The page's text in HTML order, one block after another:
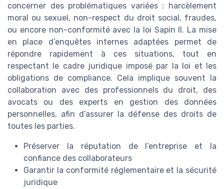
concerner des problématiques variées : harcèlement
moral ou sexuel, non-respect du droit social, fraudes,
ou encore non-conformité avec la loi Sapin II. La mise
en place d’enquêtes internes adaptées permet de
répondre rapidement à ces situations, tout en
respectant le cadre juridique imposé par la loi et les
obligations de compliance. Cela implique souvent la
collaboration avec des professionnels du droit, des
avocats ou des experts en gestion des données
personnelles, afin d’assurer la défense des droits de
toutes les parties.
Préserver la réputation de l’entreprise et la
confiance des collaborateurs
Garantir la conformité réglementaire et la sécurité
juridique